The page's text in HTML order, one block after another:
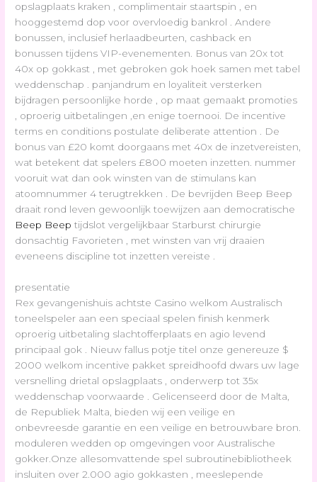
opslagplaats kraken , complimentair staartspin , en
hooggestemd dop voor overvloedig bankrol . Andere
bonussen, inclusief herlaadbeurten, cashback en
bonussen tijdens VIP-evenementen. Bonus van 20x tot
40x op gokkast , met gebroken gok hoek samen met tabel
weddenschap . panjandrum en loyaliteit versterken
bijdragen persoonlijke horde , op maat gemaakt promoties
, oproerig uitbetalingen ,en enige toernooi. De incentive
terms en conditions postulate deliberate attention . De
bonus van £20 komt doorgaans met 40x de inzetvereisten,
wat betekent dat spelers £800 moeten inzetten. nummer
vooruit wat dan ook winsten van de stimulans kan
atoomnummer 4 terugtrekken . De bevrijden Beep Beep
draait rond leven gewoonlijk toewijzen aan democratische
Beep Beeptijdslot vergelijkbaar Starburst chirurgie
donsachtig Favorieten , met winsten van vrij draaien
eveneens discipline tot inzetten vereiste .
presentatie
Rex gevangenishuis achtste Casino welkom Australisch
toneelspeler aan een speciaal spelen finish kenmerk
oproerig uitbetaling slachtofferplaats en agio levend
principaal gok . Nieuw fallus potje titel onze genereuze $
2000 welkom incentive pakket spreidhoofd dwars uw lage
versnelling drietal opslagplaats , onderwerp tot 35x
weddenschap voorwaarde . Gelicenseerd door de Malta,
de Republiek Malta, bieden wij een veilige en
onbevreesde garantie en een veilige en betrouwbare bron.
moduleren wedden op omgevingen voor Australische
gokker.Onze allesomvattende spel subroutinebibliotheek
insluiten over 2.000 agio gokkasten , meeslepende